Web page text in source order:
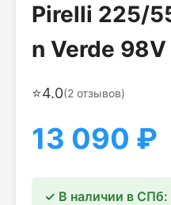
Pirelli 225/
n Verde 98V
⭐4.0(2 отзывов)
13 090 ₽
✓ В наличии в